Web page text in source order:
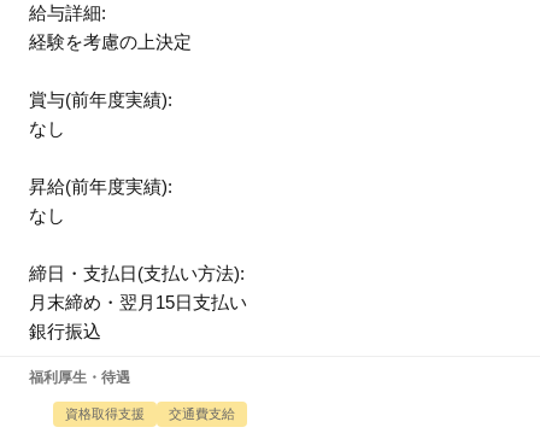
給与詳細:
経験を考慮の上決定
賞与(前年度実績):
なし
昇給(前年度実績):
なし
締日・支払日(支払い方法):
月末締め・翌月15日支払い
銀行振込
福利厚生・待遇
資格取得支援 交通費支給